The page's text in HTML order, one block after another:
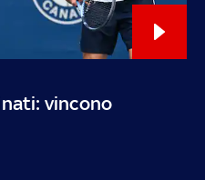
vincono